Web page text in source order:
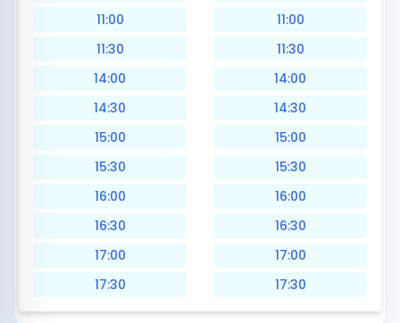
11:00
11:30
14:00
14:30
15:00
15:30
16:00
16:30
17:00
17:30
11:00
11:30
14:00
14:30
15:00
15:30
16:00
16:30
17:00
17:30